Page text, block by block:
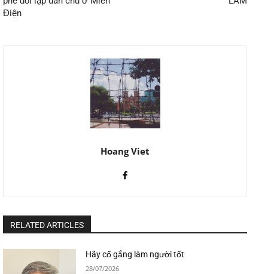
Điện
Hoang Viet
RELATED ARTICLES
Hãy cố gắng làm người tốt
28/07/2026